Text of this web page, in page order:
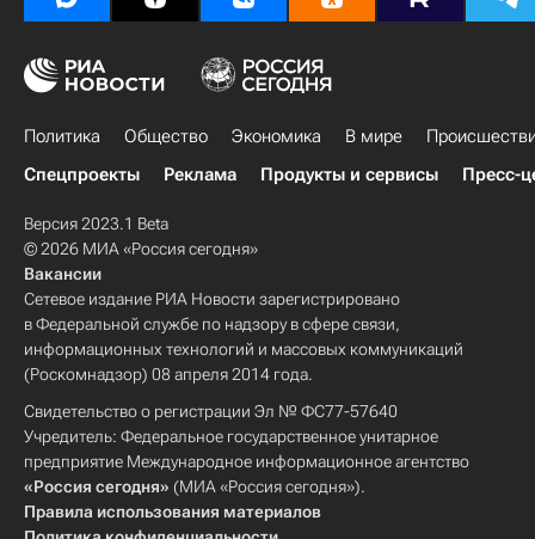
Политика Общество Экономика В мире
Спецпроекты
Реклама Продукты и сервисы Пресс-
Версия 2023.1 Beta
© 2026 МИА «Россия сегодня»
Вакансии
Сетевое издание РИА Новости зарегистрировано
в Федеральной службе по надзору в сфере связи,
информационных технологий и массовых коммуникаций
(Роскомнадзор) 08 апреля 2014 года.
Свидетельство о регистрации Эл № ФС77-57640
Учредитель: Федеральное государственное унитарное
предприятие Международное информационное агентство
«Россия сегодня» (МИА «Россия сегодня»).
Правила использования материалов